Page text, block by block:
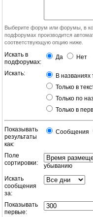
Выберите форум или форумы, в
подфорумах производится
соответствующую опцию ниже.
Искать в
подфорумах:
Да Нет
Искать:
В названиях
Только в
Только по
Только в
Показывать
результаты
как:
Сообщения
Поле
сортировки:
убыванию
Искать
сообщения
за:
Показывать
первые: